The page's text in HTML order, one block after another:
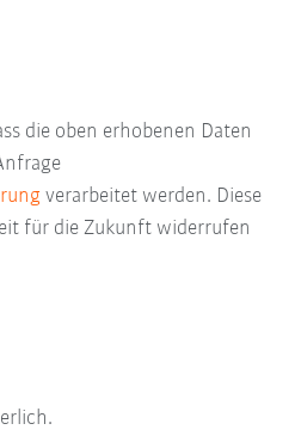
die oben erhobenen Daten
verarbeitet werden. Diese
für die Zukunft widerrufen